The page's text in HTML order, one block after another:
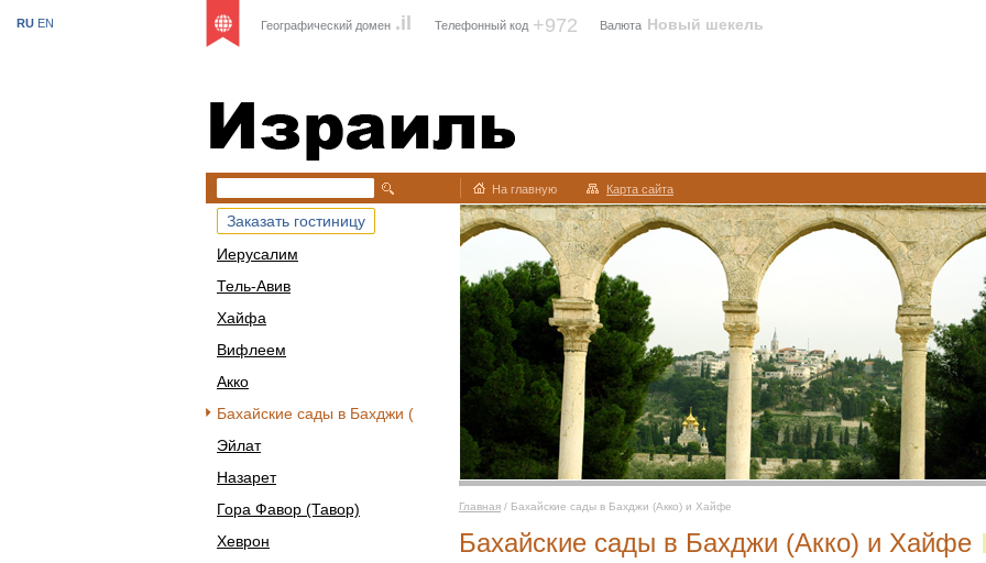
Израиль
Географический домен .il Телефонный код +972 Валюта Новый шекель
RU EN
На главную Карта сайта
Заказать гостиницу
Иерусалим
Тель-Авив
Хайфа
Вифлеем
Акко
Бахайские сады в Бахджи (
Эйлат
Назарет
Гора Фавор (Тавор)
Хеврон
Главная / Бахайские сады в Бахджи (Акко) и Хайфе
Бахайские сады в Бахджи (Акко) и Хайфе